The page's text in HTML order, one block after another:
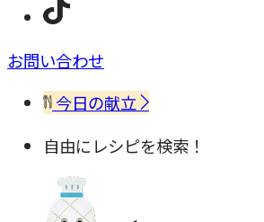
お問い合わせ
今日の献立
自由にレシピを検索！